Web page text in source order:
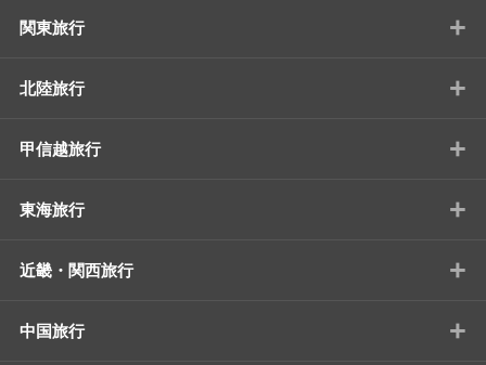
関東旅行 +
北陸旅行 +
甲信越旅行 +
東海旅行 +
近畿・関西旅行 +
中国旅行 +